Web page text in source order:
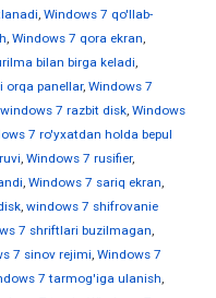
, Windows 7 qo'llab-
, Windows 7 qora ekran,
bilan birga keladi,
orqa panellar, Windows 7
windows 7 razbit disk, Windows
7 ro'yxatdan holda bepul
, Windows 7 rusifier,
, Windows 7 sariq ekran,
, windows 7 shifrovanie
7 shriftlari buzilmagan,
7 sinov rejimi, Windows 7
7 tarmog'iga ulanish,